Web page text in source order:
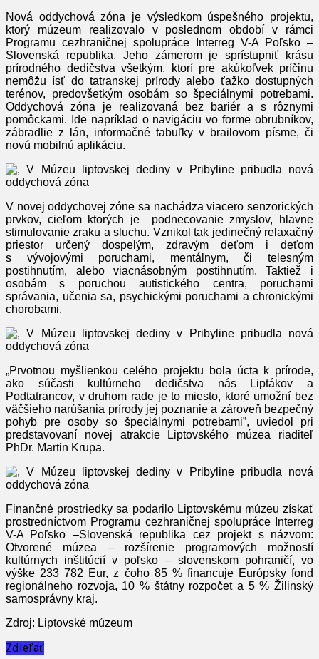
Nová oddychová zóna je výsledkom úspešného projektu,
ktorý múzeum realizovalo v poslednom období v rámci
Programu cezhraničnej spolupráce Interreg V-A Poľsko –
Slovenská republika. Jeho zámerom je sprístupniť krásu
prírodného dedičstva všetkým, ktorí pre akúkoľvek príčinu
nemôžu ísť do tatranskej prírody alebo ťažko dostupných
terénov, predovšetkým osobám so špeciálnymi potrebami.
Oddychová zóna je realizovaná bez bariér a s rôznymi
pomôckami. Ide napríklad o navigáciu vo forme obrubníkov,
zábradlie z lán, informačné tabuľky v brailovom písme, či
novú mobilnú aplikáciu.
V novej oddychovej zóne sa nachádza viacero senzorických
prvkov, cieľom ktorých je podnecovanie zmyslov, hlavne
stimulovanie zraku a sluchu. Vznikol tak jedinečný relaxačný
priestor určený dospelým, zdravým deťom i deťom
s vývojovými poruchami, mentálnym, či telesným
postihnutím, alebo viacnásobným postihnutím. Taktiež i
osobám s poruchou autistického centra, poruchami
správania, učenia sa, psychickými poruchami a chronickými
chorobami.
„Prvotnou myšlienkou celého projektu bola úcta k prírode,
ako súčasti kultúrneho dedičstva nás Liptákov a
Podtatrancov, v druhom rade je to miesto, ktoré umožní bez
väčšieho narúšania prírody jej poznanie a zároveň bezpečný
pohyb pre osoby so špeciálnymi potrebami”, uviedol pri
predstavovaní novej atrakcie Liptovského múzea riaditeľ
PhDr. Martin Krupa.
Finančné prostriedky sa podarilo Liptovskému múzeu získať
prostredníctvom Programu cezhraničnej spolupráce Interreg
V-A Poľsko –Slovenská republika cez projekt s názvom:
Otvorené múzea – rozšírenie programových možností
kultúrnych inštitúcií v poľsko – slovenskom pohraničí, vo
výške 233 782 Eur, z čoho 85 % financuje Európsky fond
regionálneho rozvoja, 10 % štátny rozpočet a 5 % Žilinský
samosprávny kraj.
Zdroj: Liptovské múzeum
Zdieľať